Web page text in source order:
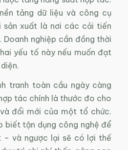
tảng dữ liệu và công cụ
sản xuất là nơi các cải tiến
Doanh nghiệp cần đồng thời
yếu tố này nếu muốn đạt
tranh toàn cầu ngày càng
tác chính là thước đo cho
đổi mới của một tổ chức.
biết tận dụng công nghệ để
– và ngược lại sẽ có lợi thế